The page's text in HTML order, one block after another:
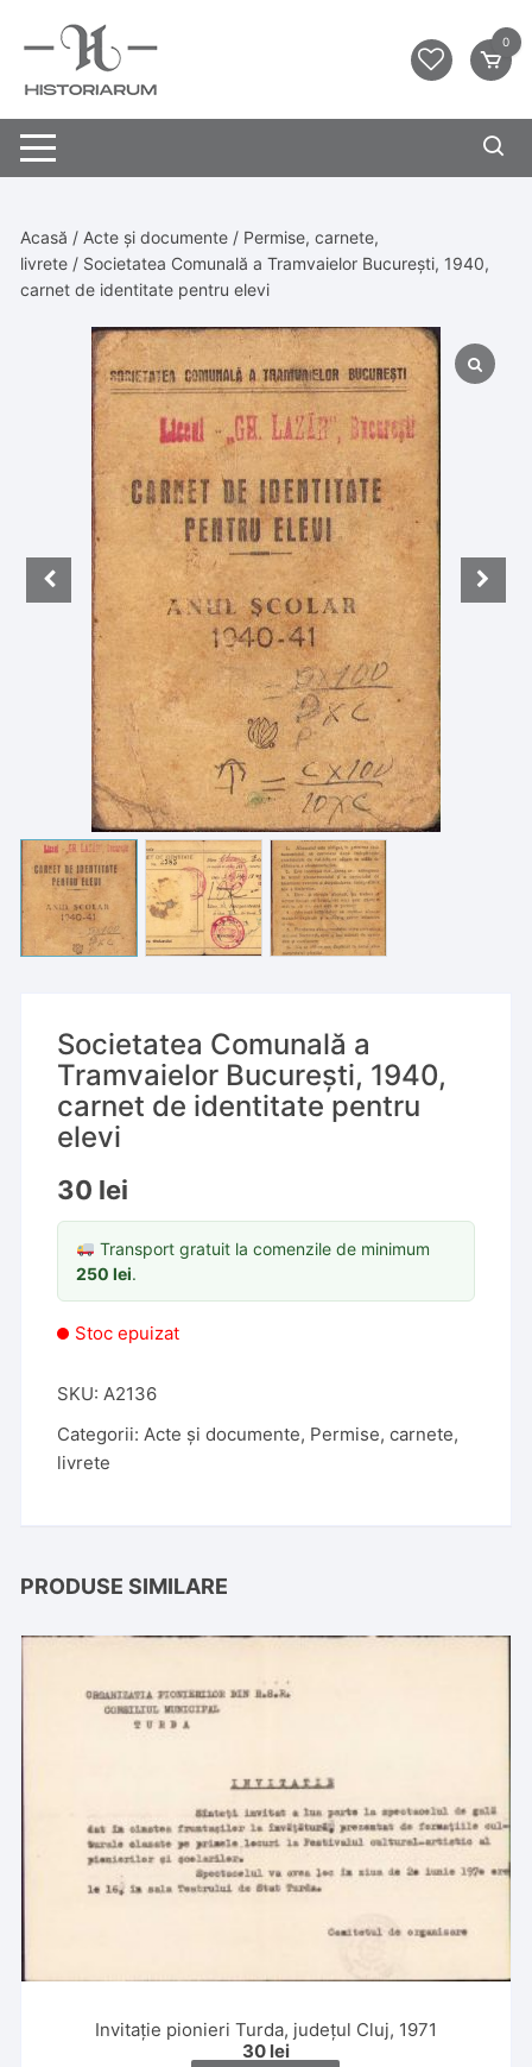
0
Acasă / Acte și documente / Permise, carnete,
livrete / Societatea Comunală a Tramvaielor București, 1940,
carnet de identitate pentru elevi
Societatea Comunală a
Tramvaielor București, 1940,
carnet de identitate pentru
elevi
30 lei
Transport gratuit la comenzile de minimum
250lei.
Stoc epuizat
SKU:A2136
Categorii:Acte și documente, Permise, carnete,
livrete
PRODUSE SIMILARE
Invitație pionieri Turda, județul Cluj, 1971
30 lei